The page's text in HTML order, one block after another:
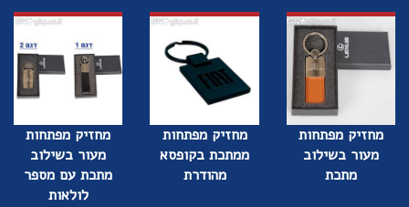
מחזיק מפתחות
מעור בשילוב
מתכת
מחזיק מפתחות
ממתכת בקופסא
מהודרת
מחזיק מפתחות
מעור בשילוב
מתכת עם מספר
לולאות